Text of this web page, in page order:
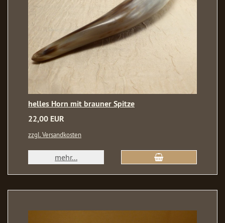
helles Horn mit brauner Spitze
22,00 EUR
zzgl. Versandkosten
mehr...